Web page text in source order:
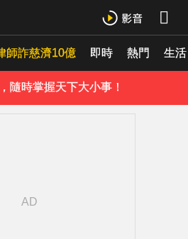
師詐慈濟10億 即時 熱門 生活
《理財達人秀》X 安聯投信免費講座報名中！搶先卡位 2027
隨時掌握天下大小事！